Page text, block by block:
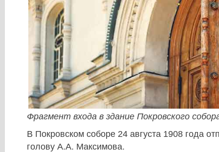
Фрагмент входа в здание Покровского
В Покровском соборе 24 августа 1908 года
голову А.А. Максимова.